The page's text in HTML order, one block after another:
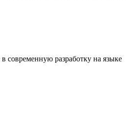
современную разработку на языке